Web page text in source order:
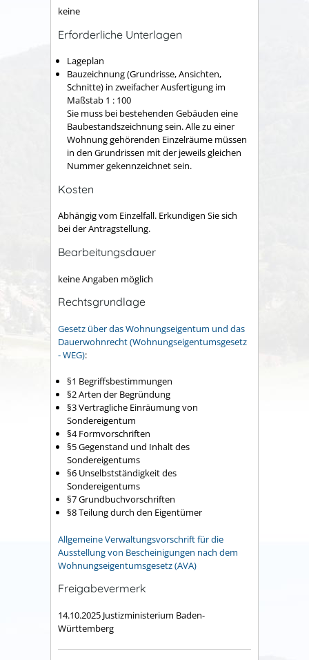
keine
Erforderliche Unterlagen
Lageplan
Bauzeichnung (Grundrisse, Ansichten,
Schnitte) in zweifacher Ausfertigung im
Maßstab 1 : 100
Sie muss bei bestehenden Gebäuden eine
Baubestandszeichnung sein. Alle zu einer
Wohnung gehörenden Einzelräume müssen
in den Grundrissen mit der jeweils gleichen
Nummer gekennzeichnet sein.
Kosten
Abhängig vom Einzelfall. Erkundigen Sie sich
bei der Antragstellung.
Bearbeitungsdauer
keine Angaben möglich
Rechtsgrundlage
Gesetz über das Wohnungseigentum und das
Dauerwohnrecht (Wohnungseigentumsgesetz
- WEG):
§1 Begriffsbestimmungen
§2 Arten der Begründung
§3 Vertragliche Einräumung von
Sondereigentum
§4 Formvorschriften
§5 Gegenstand und Inhalt des
Sondereigentums
§6 Unselbstständigkeit des
Sondereigentums
§7 Grundbuchvorschriften
§8 Teilung durch den Eigentümer
Allgemeine Verwaltungsvorschrift für die
Ausstellung von Bescheinigungen nach dem
Wohnungseigentumsgesetz (AVA)
Freigabevermerk
14.10.2025 Justizministerium Baden-
Württemberg